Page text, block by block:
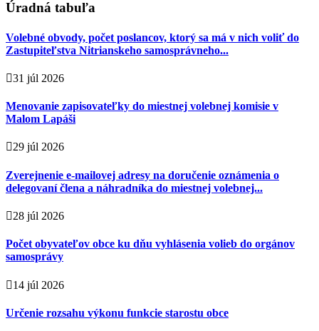
Úradná tabuľa
Volebné obvody, počet poslancov, ktorý sa má v nich voliť do
Zastupiteľstva Nitrianskeho samosprávneho...
31 júl 2026
Menovanie zapisovateľky do miestnej volebnej komisie v
Malom Lapáši
29 júl 2026
Zverejnenie e-mailovej adresy na doručenie oznámenia o
delegovaní člena a náhradníka do miestnej volebnej...
28 júl 2026
Počet obyvateľov obce ku dňu vyhlásenia volieb do orgánov
samosprávy
14 júl 2026
Určenie rozsahu výkonu funkcie starostu obce